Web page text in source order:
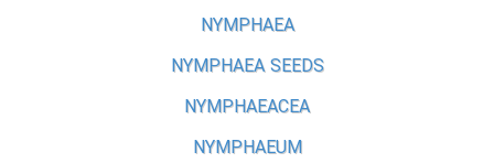
NYMPHAEA
NYMPHAEA SEEDS
NYMPHAEACEA
NYMPHAEUM